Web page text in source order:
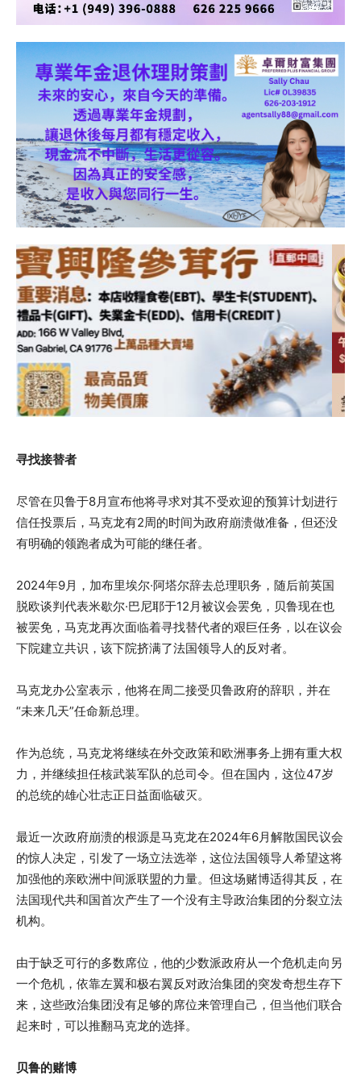
寻找接替者
尽管在贝鲁于8月宣布他将寻求对其不受欢迎的预算计划进行
信任投票后，马克龙有2周的时间为政府崩溃做准备，但还没
有明确的领跑者成为可能的继任者。
2024年9月，加布里埃尔·阿塔尔辞去总理职务，随后前英国
脱欧谈判代表米歇尔·巴尼耶于12月被议会罢免，贝鲁现在也
被罢免，马克龙再次面临着寻找替代者的艰巨任务，以在议会
下院建立共识，该下院挤满了法国领导人的反对者。
马克龙办公室表示，他将在周二接受贝鲁政府的辞职，并在
“未来几天”任命新总理。
作为总统，马克龙将继续在外交政策和欧洲事务上拥有重大权
力，并继续担任核武装军队的总司令。但在国内，这位47岁
的总统的雄心壮志正日益面临破灭。
最近一次政府崩溃的根源是马克龙在2024年6月解散国民议会
的惊人决定，引发了一场立法选举，这位法国领导人希望这将
加强他的亲欧洲中间派联盟的力量。但这场赌博适得其反，在
法国现代共和国首次产生了一个没有主导政治集团的分裂立法
机构。
由于缺乏可行的多数席位，他的少数派政府从一个危机走向另
一个危机，依靠左翼和极右翼反对政治集团的突发奇想生存下
来，这些政治集团没有足够的席位来管理自己，但当他们联合
起来时，可以推翻马克龙的选择。
贝鲁的赌博